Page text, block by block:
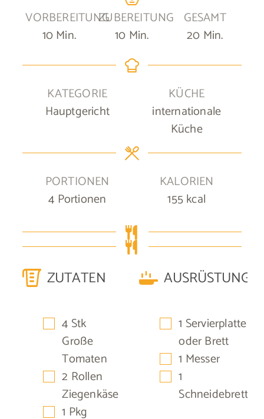
VORBEREITUNG
10Minuten
Min.
ZUBEREITUNG
10Minuten
Min.
GESAMT
20Minuten
Min.
KATEGORIE
Hauptgericht
KÜCHE
internationale
Küche
PORTIONEN
4 Portionen
KALORIEN
155kcal
ZUTATEN
▢
4 Stk
Große
Tomaten
▢
2 Rollen
Ziegenkäse
▢
1 Pkg
AUSRÜSTUNG
▢
1 Servierplatte
oder Brett
▢
1 Messer
▢
1
Schneidebrett